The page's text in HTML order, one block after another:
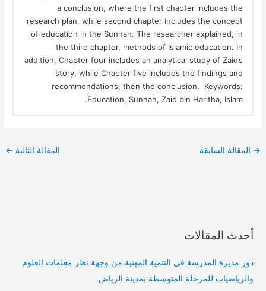
a conclusion, where the first chapter includes the
research plan, while second chapter includes the concept
of education in the Sunnah. The researcher explained, in
the third chapter, methods of Islamic education. In
addition, Chapter four includes an analytical study of Zaid’s
story, while Chapter five includes the findings and
recommendations, then the conclusion. Keywords:
Education, Sunnah, Zaid bin Haritha, Islam.
→ المقالة السابقة المقالة التالية ←
أحدث المقالات
دور مديرة المدرسة في التنمية المهنية من وجهة نظر معلمات العلوم
والرياضيات للمرحلة المتوسطة بمدينة الرياض